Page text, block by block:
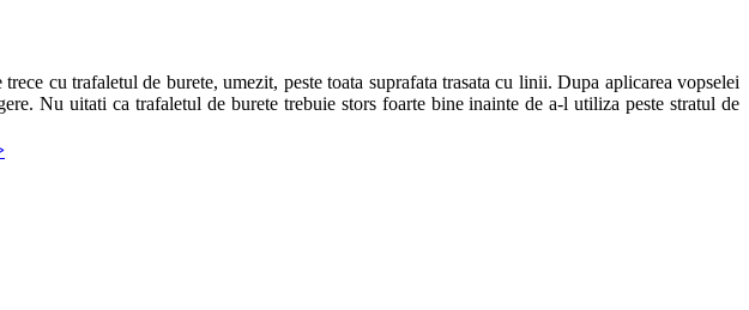
cu trafaletul de burete, umezit, peste toata suprafata trasata cu linii. Dupa aplicarea vopselei
Nu uitati ca trafaletul de burete trebuie stors foarte bine inainte de a-l utiliza peste stratul de